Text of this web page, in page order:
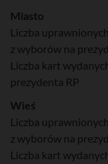
Miasto
Liczba
z wyborów na
Liczba kart
prezydenta RP
Wieś
Liczba
z wyborów na
Liczba kart